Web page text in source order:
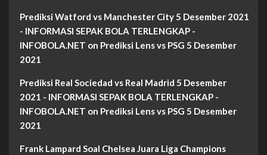
Prediksi Watford vs Manchester City 5 Desember 2021
- INFORMASI SEPAK BOLA TERLENGKAP -
INFOBOLA.NET on Prediksi Lens vs PSG 5 Desember
2021
Prediksi Real Sociedad vs Real Madrid 5 Desember
2021 - INFORMASI SEPAK BOLA TERLENGKAP -
INFOBOLA.NET on Prediksi Lens vs PSG 5 Desember
2021
Frank Lampard Soal Chelsea Juara Liga Champions